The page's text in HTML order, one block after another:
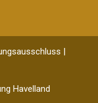
|
Havelland